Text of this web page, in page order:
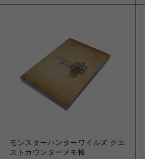
モンスターハンターワイルズ クエ
ストカウンターメモ帳